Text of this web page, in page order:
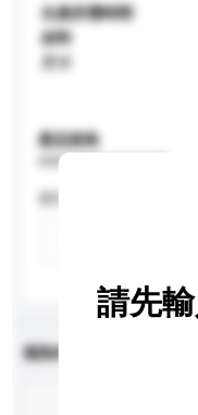
生產所需時間
材料
產品規格
請提供您對產品的特定要求。
查詢內容
請先